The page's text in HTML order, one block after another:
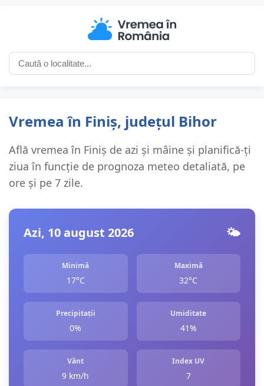
Vremea în Finiș, județul Bihor
Află vremea în Finiș de azi și mâine și planifică-ți
ziua în funcție de prognoza meteo detaliată, pe
ore și pe 7 zile.
Azi, 10 august 2026 🌤️
Minimă
17°C
Maximă
32°C
Precipitații
0%
Umiditate
41%
Vânt
9 km/h
Index UV
7